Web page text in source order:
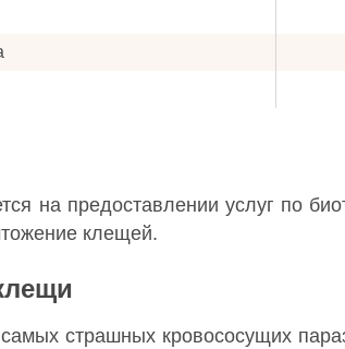
на предоставлении услуг по
клещей.
страшных кровососущих